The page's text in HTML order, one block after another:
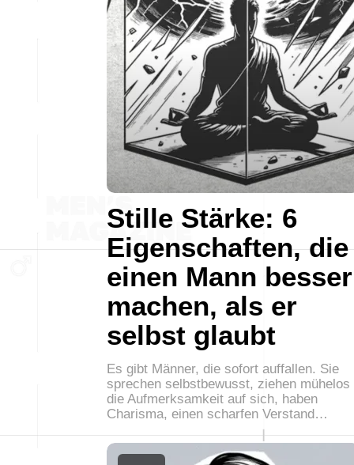
Stille Stärke: 6
Eigenschaften, die
einen Mann besser
machen, als er
selbst glaubt
Es gibt Männer, die sofort auffallen. Sie
sprechen selbstbewusst, ziehen mühelos
die Aufmerksamkeit auf sich, haben
Charisma, einen scharfen Verstand…